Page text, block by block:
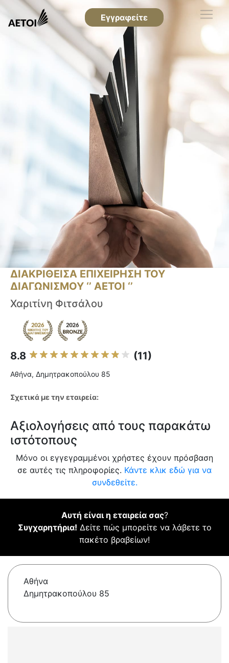
Εγγραφείτε
ΔΙΑΚΡΙΘΕΙΣΑ ΕΠΙΧΕΙΡΗΣΗ ΤΟΥ
ΔΙΑΓΩΝΙΣΜΟΥ ‘’ ΑΕΤΟΙ ‘’
Χαριτίνη Φιτσάλου
8.8 (11)
Αθήνα, Δημητρακοπούλου 85
Σχετικά με την εταιρεία:
Αξιολογήσεις από τους παρακάτω
ιστότοπους
Μόνο οι εγγεγραμμένοι χρήστες έχουν πρόσβαση
σε αυτές τις πληροφορίες. Κάντε κλικ εδώ για να
συνδεθείτε.
Αυτή είναι η εταιρεία σας?
Συγχαρητήρια! Δείτε πώς μπορείτε να λάβετε το
πακέτο βραβείων!
Αθήνα
Δημητρακοπούλου 85